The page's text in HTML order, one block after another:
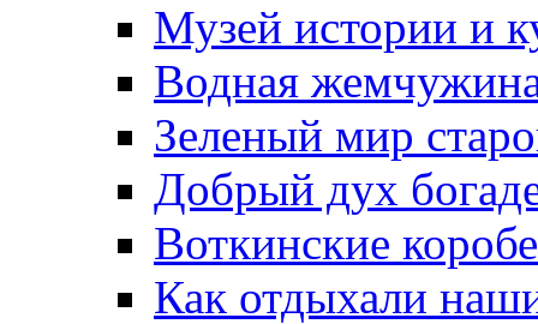
Музей истории и
Водная
Зеленый мир
Добрый дух
Воткинские
Как отдыхали